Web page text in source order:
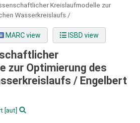
Kreislaufmodelle zur
Wasserkreislaufs /
MARC view ISBD view
zur Optimierung des
/ Engelbert
[aut]